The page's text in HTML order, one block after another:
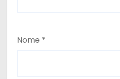
Nome *